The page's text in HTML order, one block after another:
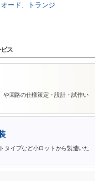
ード、トランジ
ス
や回路の仕様策定・設計・試作い
タイプなど小ロットから製造いた